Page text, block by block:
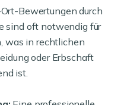
Bewertungen durch
sind oft notwendig für
was in rechtlichen
oder Erbschaft
ist.